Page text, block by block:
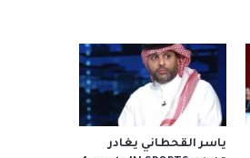
ياسر القحطاني يغادر